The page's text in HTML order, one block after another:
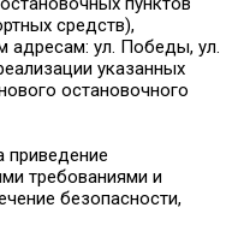
средств),
адресам: ул. Победы, ул.
указанных
остановочного
приведение
требованиями и
безопасности,